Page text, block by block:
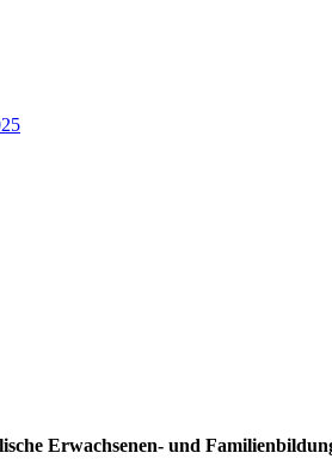
Erwachsenen- und